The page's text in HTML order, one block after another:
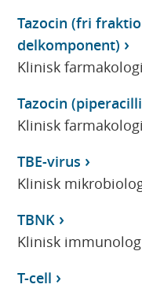
Tazocin (fri
delkomponent)
Klinisk farmakologi
Tazocin
Klinisk farmakologi
TBE-virus
Klinisk
TBNK
Klinisk
T-cell